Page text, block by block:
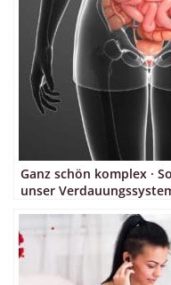
Ganz schön komplex ·
unser